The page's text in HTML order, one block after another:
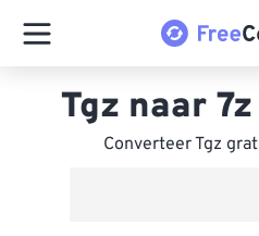
Tgz naar
Converteer Tgz